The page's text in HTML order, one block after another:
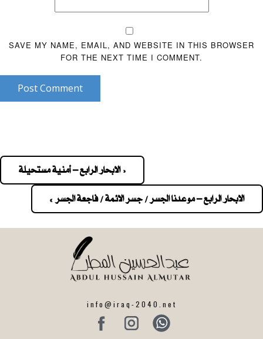
SAVE MY NAME, EMAIL, AND WEBSITE IN THIS BROWSER
FOR THE NEXT TIME I COMMENT.
Post Comment
navigation
« الابحار الرابع – أمنية مستحيلة
الابحار الرابع – موعدنا الجسر / جسر الائمة / فاجعة الجسر »
info@iraq-2040.net